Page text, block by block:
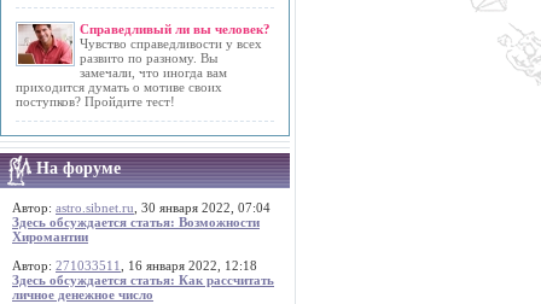
Справедливый ли вы человек?
Чувство справедливости у всех
развито по разному. Вы
замечали, что иногда вам
приходится думать о мотиве своих
поступков? Пройдите тест!
На форуме
Автор: astro.sibnet.ru , 30 января 2022, 07:04
Здесь обсуждается статья: Возможности
Хиромантии
Автор: 271033511
, 16 января 2022, 12:18
Здесь обсуждается статья: Как рассчитать
личное денежное число